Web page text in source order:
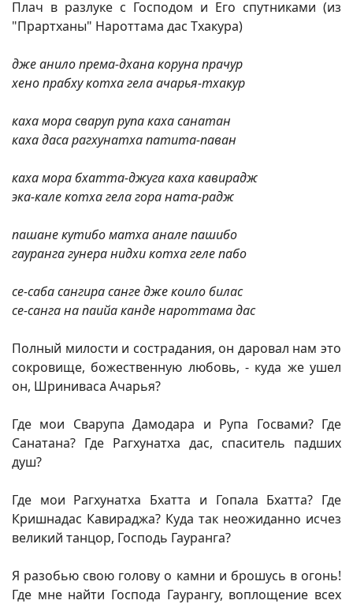
Плач в разлуке с Господом и Его спутниками (из
"Прартханы" Нароттама дас Тхакура)
дже анило према-дхана коруна прачур
хено прабху котха гела ачарья-тхакур
каха мора сваруп рупа каха санатан
каха даса рагхунатха патита-паван
каха мора бхатта-джуга каха кавирадж
эка-кале котха гела гора ната-радж
пашане кутибо матха анале пашибо
гауранга гунера нидхи котха геле пабо
се-саба сангира санге дже коило билас
се-санга на паийа канде нароттама дас
Полный милости и сострадания, он даровал нам это
сокровище, божественную любовь, - куда же ушел
он, Шриниваса Ачарья?
Где мои Сварупа Дамодара и Рупа Госвами? Где
Санатана? Где Рагхунатха дас, спаситель падших
душ?
Где мои Рагхунатха Бхатта и Гопала Бхатта? Где
Кришнадас Кавираджа? Куда так неожиданно исчез
великий танцор, Господь Гауранга?
Я разобью свою голову о камни и брошусь в огонь!
Где мне найти Господа Гаурангу, воплощение всех